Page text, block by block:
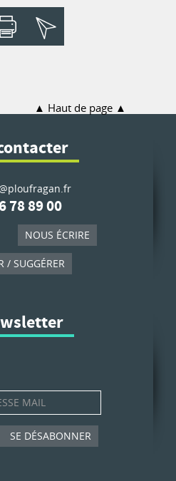
Haut de page
78 89 00
NOUS ÉCRIRE
/ SUGGÉRER
SE DÉSABONNER